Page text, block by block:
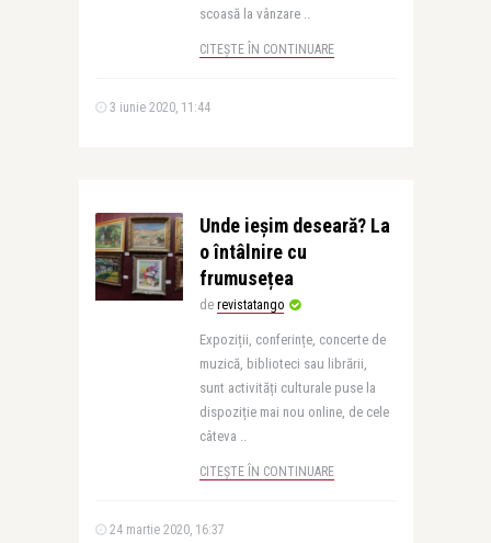
scoasă la vânzare ..
CITEȘTE ÎN CONTINUARE
3 iunie 2020, 11:44
Unde ieșim deseară? La
o întâlnire cu
frumusețea
de revistatango
Expoziții, conferințe, concerte de
muzică, biblioteci sau librării,
sunt activități culturale puse la
dispoziție mai nou online, de cele
câteva ..
CITEȘTE ÎN CONTINUARE
24 martie 2020, 16:37